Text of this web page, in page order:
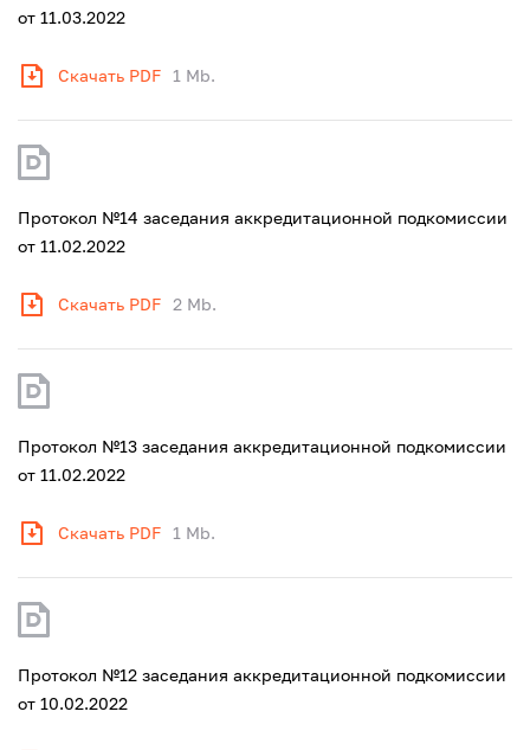
от 11.03.2022
Скачать PDF 1 Mb.
Протокол №14 заседания аккредитационной подкомиссии
от 11.02.2022
Скачать PDF 2 Mb.
Протокол №13 заседания аккредитационной подкомиссии
от 11.02.2022
Скачать PDF 1 Mb.
Протокол №12 заседания аккредитационной подкомиссии
от 10.02.2022